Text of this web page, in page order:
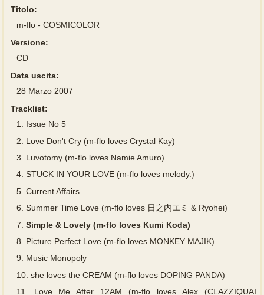
Titolo:
m-flo - COSMICOLOR
Versione:
CD
Data uscita:
28 Marzo 2007
Tracklist:
1.
Issue No 5
2.
Love Don't Cry (m-flo loves Crystal Kay)
3.
Luvotomy (m-flo loves Namie Amuro)
4. STUCK IN YOUR LOVE (m-flo loves melody.)
5. Current Affairs
6. Summer Time Love (m-flo loves 日之内エミ & Ryohei)
7. Simple & Lovely (m-flo loves Kumi Koda)
8.
Picture Perfect Love (m-flo loves MONKEY MAJIK)
9. Music Monopoly
10. she loves the CREAM (m-flo loves DOPING PANDA)
11.
Love Me After 12AM (m-flo loves Alex (CLAZZIQUAI